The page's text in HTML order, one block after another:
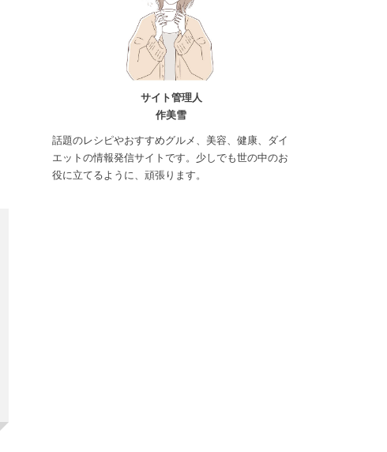
サイト管理人
作美雪
話題のレシピやおすすめグルメ、美容、健康、ダイ
エットの情報発信サイトです。少しでも世の中のお
役に立てるように、頑張ります。